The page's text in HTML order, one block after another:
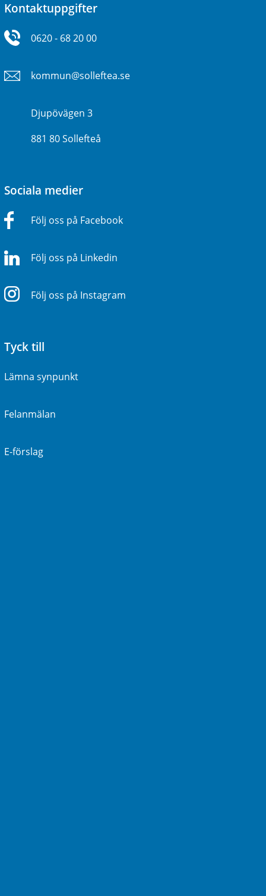
Kontaktuppgifter
0620 - 68 20 00
kommun@solleftea.se
Djupövägen 3
881 80 Sollefteå
Sociala medier
Följ oss på Facebook
Följ oss på Linkedin
Följ oss på Instagram
Tyck till
Lämna synpunkt
Felanmälan
E-förslag